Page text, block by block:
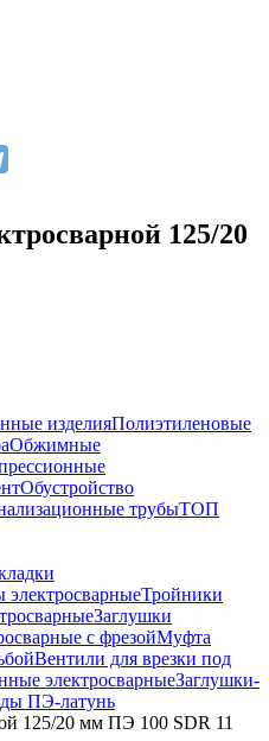
125/20
изделияПолиэтиленовые
Обжимные
Обустройство
трубыТОП
электросварныеТройники
Заглушки
с фрезойМуфта
Вентили для врезки под
электросварныеЗаглушки-
ПЭ-латунь
125/20 мм ПЭ 100 SDR 11